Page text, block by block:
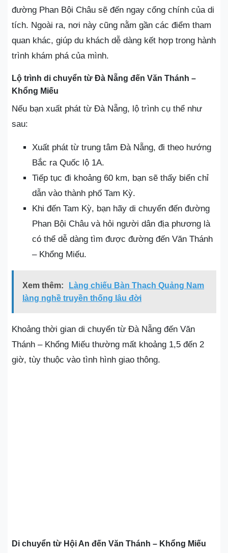
đường Phan Bội Châu sẽ đến ngay cổng chính của di
tích. Ngoài ra, nơi này cũng nằm gần các điểm tham
quan khác, giúp du khách dễ dàng kết hợp trong hành
trình khám phá của mình.
Lộ trình di chuyển từ Đà Nẵng đến Văn Thánh –
Khổng Miếu
Nếu bạn xuất phát từ Đà Nẵng, lộ trình cụ thể như
sau:
Xuất phát từ trung tâm Đà Nẵng, đi theo hướng
Bắc ra Quốc lộ 1A.
Tiếp tục đi khoảng 60 km, bạn sẽ thấy biển chỉ
dẫn vào thành phố Tam Kỳ.
Khi đến Tam Kỳ, bạn hãy di chuyển đến đường
Phan Bội Châu và hỏi người dân địa phương là
có thể dễ dàng tìm được đường đến Văn Thánh
– Khổng Miếu.
Xem thêm:
Làng chiếu Bàn Thạch Quảng Nam
làng nghề truyền thống lâu đời
Khoảng thời gian di chuyển từ Đà Nẵng đến Văn
Thánh – Khổng Miếu thường mất khoảng 1,5 đến 2
giờ, tùy thuộc vào tình hình giao thông.
Di chuyển từ Hội An đến Văn Thánh – Khổng Miếu